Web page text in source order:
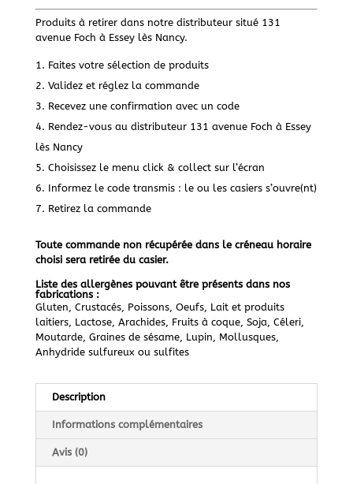
Produits à retirer dans notre distributeur situé 131
avenue Foch à Essey lès Nancy.
Faites votre sélection de produits
Validez et réglez la commande
Recevez une confirmation avec un code
Rendez-vous au distributeur 131 avenue Foch à Essey
lès Nancy
Choisissez le menu click & collect sur l’écran
Informez le code transmis : le ou les casiers s’ouvre(nt)
Retirez la commande
Toute commande non récupérée dans le créneau horaire
choisi sera retirée du casier.
Liste des allergènes pouvant être présents dans nos
fabrications :
Gluten, Crustacés, Poissons, Oeufs, Lait et produits
laitiers, Lactose, Arachides, Fruits à coque, Soja, Céleri,
Moutarde, Graines de sésame, Lupin, Mollusques,
Anhydride sulfureux ou sulfites
Description
Informations complémentaires
Avis (0)